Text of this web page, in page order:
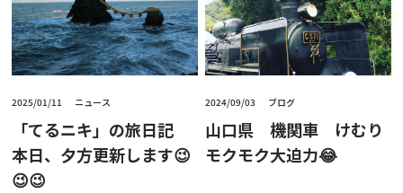
2025/01/11 ニュース
「てるニキ」の旅日記
本日、夕方更新します😉
😉😉
2024/09/03 ブログ
山口県 機関車 けむり
モクモク大迫力😂